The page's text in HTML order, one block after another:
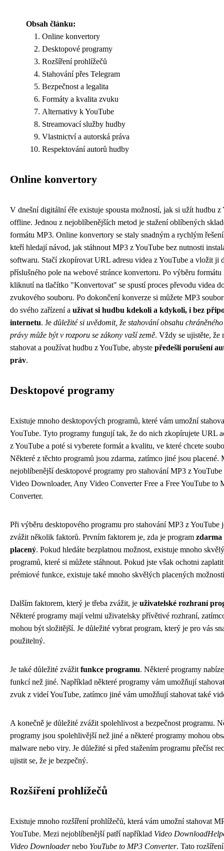
Obsah článku:
Online konvertory
Desktopové programy
Rozšíření prohlížečů
Stahování přes Telegram
Bezpečnost a legalita
Formáty a kvalita zvuku
Alternativy k YouTube
Streamovací služby hudby
Vlastnictví a autorská práva
Respektování autorů hudby
Online konvertory
V dnešní digitální éře existuje spousta možností, jak si užít hudbu z
offline. Jednou z nejoblíbenějších metod je stažení oblíbených
formátu MP3. Online konvertory se staly snadným a rychlým
kteří hledají návod, jak stáhnout MP3 z YouTube bez nutnosti
softwaru. Stačí zkopírovat URL adresu videa z YouTube a vložit ji
příslušného pole na webové stránce konvertoru. Po výběru formátu
kliknutí na tlačítko "Konvertovat" se spustí proces převodu videa
zvukového souboru. Po dokončení konverze si můžete MP3
do svého zařízení a užívat si hudbu kdekoli a kdykoli, i bez
internetu. Je důležité si uvědomit, že stahování obsahu
právy může být v rozporu se zákony vaší země. Vždy se ujistěte, že
stahovat a používat hudbu z YouTube, abyste předešli porušení
práv.
Desktopové programy
Existuje mnoho desktopových programů, které vám umožní
YouTube. Tyto programy fungují tak, že do nich zkopírujete URL
z YouTube a poté si vyberete formát a kvalitu, ve které chcete
Některé z těchto programů jsou zdarma, zatímco jiné jsou placené.
nejoblíbenější desktopové programy pro stahování MP3 z
Video Downloader, Any Video Converter Free a Free YouTube to
Converter.
Při výběru desktopového programu pro stahování MP3 z YouTube
zvážit několik faktorů. Prvním faktorem je, zda je program zdarma
placený. Pokud hledáte bezplatnou možnost, existuje mnoho
programů, které si můžete stáhnout. Pokud jste však ochotni
prémiové funkce, existuje také mnoho skvělých placených
Dalším faktorem, který je třeba zvážit, je uživatelské rozhraní
Některé programy mají velmi uživatelsky přívětivé rozhraní,
mohou být složitější. Je důležité vybrat program, který je pro vás
použitelný.
Je také důležité zvážit funkce programu. Některé programy
funkcí než jiné. Například některé programy vám umožňují
zvuk z videí YouTube, zatímco jiné vám umožňují stahovat také
A konečně je důležité zvážit spolehlivost a bezpečnost programu.
programy jsou spolehlivější než jiné a některé programy mohou
malware nebo viry. Je důležité si před stažením programu přečíst
ujistit se, že je bezpečný.
Rozšíření prohlížečů
Existuje mnoho rozšíření prohlížečů, která vám umožní stahovat
YouTube. Mezi nejoblíbenější patří například Video
Video Downloadernebo YouTube to MP3 Converter. Tato